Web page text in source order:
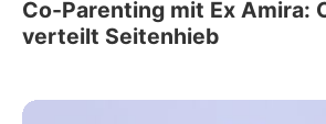
Co-Parenting mit Ex Amira:
verteilt Seitenhieb